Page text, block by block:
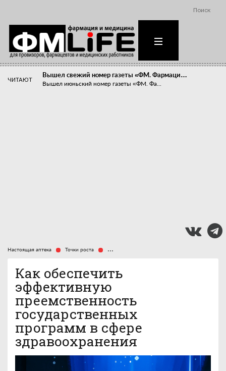
Поиск
ЧИТАЮТ
Вышел свежий номер газеты «ФМ. Фармаци…
Вышел июньский номер газеты «ФМ. Фа...
Настоящая аптека Точки роста Как обеспечить эффективную
Как обеспечить
эффективную
преемственность
государственных
программ в сфере
здравоохранения